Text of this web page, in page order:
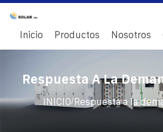
Inicio Productos Nosotros
Respuesta A La
INICIO/ Respuesta a la